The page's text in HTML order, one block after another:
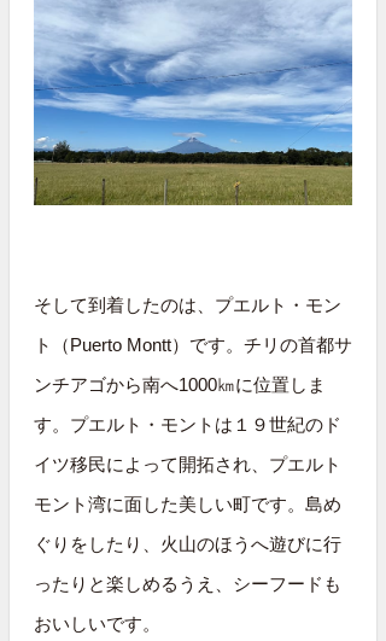
そして到着したのは、プエルト・モン
ト（Puerto Montt）です。チリの首都サ
ンチアゴから南へ1000㎞に位置しま
す。プエルト・モントは１９世紀のド
イツ移民によって開拓され、プエルト
モント湾に面した美しい町です。島め
ぐりをしたり、火山のほうへ遊びに行
ったりと楽しめるうえ、シーフードも
おいしいです。